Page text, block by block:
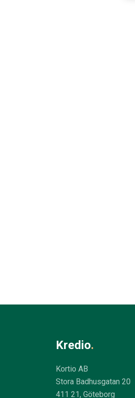
Kredio.
Kortio AB
Stora Badhusgatan 20
411 21, Göteborg